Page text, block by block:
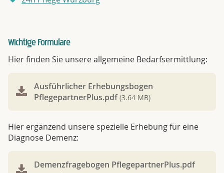
Wichtige Formulare
Hier finden Sie unsere allgemeine Bedarfsermittlung:
Ausführlicher Erhebungsbogen
PflegepartnerPlus.pdf(3.64 MB)
Hier ergänzend unsere spezielle Erhebung für eine
Diagnose Demenz:
Demenzfragebogen PflegepartnerPlus.pdf